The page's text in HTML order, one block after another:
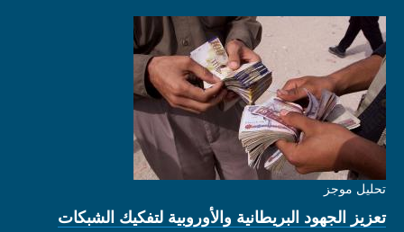
تحليل موجز
تعزيز الجهود البريطانية والأوروبية لتفكيك الشبكات